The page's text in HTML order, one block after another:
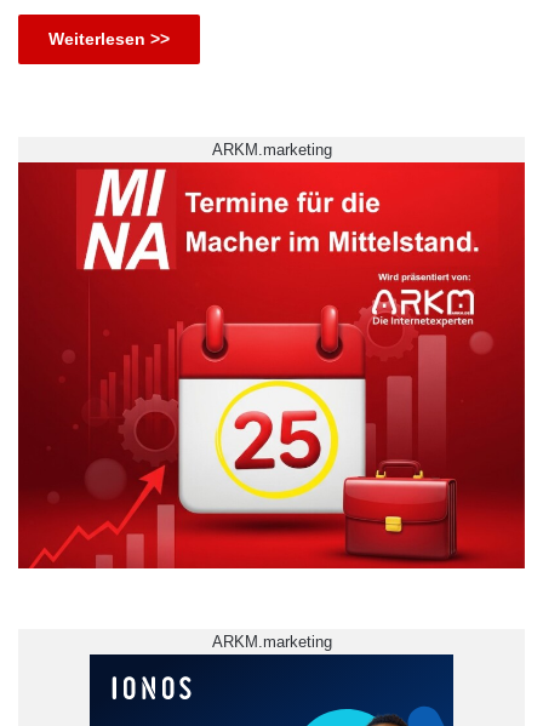
Weiterlesen >>
ARKM.marketing
ARKM.marketing